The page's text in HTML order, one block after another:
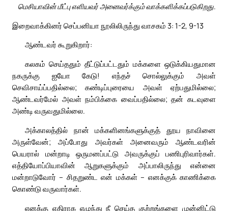
மெசியாவின் மீட்பு எளியவர் அனைவர்க்கும் வாக்களிக்கப்படுகிறது.
இறைவாக்கினர் செப்பனியா நூலிலிருந்து வாசகம் 3: 1-2, 9-13
ஆண்டவர் கூறுகிறார்:
கலகம் செய்ததும் தீட்டுப்பட்டதும் மக்களை ஒடுக்கியதுமான
நகருக்கு ஐயோ கேடு! எந்தச் சொல்லுக்கும் அவள்
செவிசாய்ப்பதில்லை; கண்டிப்புரையை அவள் ஏற்பதுமில்லை;
ஆண்டவர்மேல் அவள் நம்பிக்கை வைப்பதில்லை; தன் கடவுளை
அண்டி வருவதுமில்லை.
அக்காலத்தில் நான் மக்களினங்களுக்குத் தூய நாவினை
அருள்வேன்; அப்போது அவர்கள் அனைவரும் ஆண்டவரின்
பெயரால் மன்றாடி ஒருமனப்பட்டு அவருக்குப் பணிபுரிவார்கள்.
எத்தியோப்பியாவின் ஆறுகளுக்கும் அப்பாலிருந்து என்னை
மன்றாடுவோர் – சிதறுண்ட என் மக்கள் – எனக்குக் காணிக்கை
கொண்டு வருவார்கள்.
எனக்கு எதிராக எழுந்து நீ செய்த குற்றங்களை முன்னிட்டு